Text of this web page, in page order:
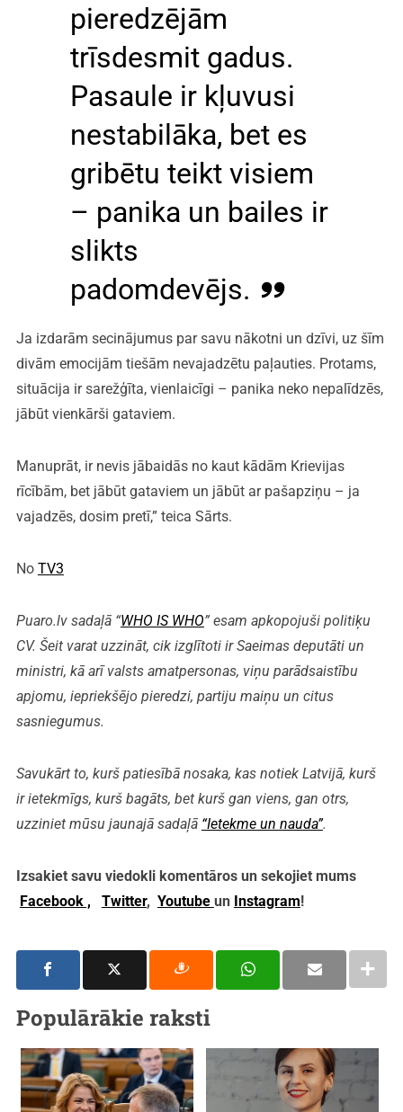
pieredzējām
trīsdesmit gadus.
Pasaule ir kļuvusi
nestabilāka, bet es
gribētu teikt visiem
– panika un bailes ir
slikts
padomdevējs.
Ja izdarām secinājumus par savu nākotni un dzīvi, uz šīm
divām emocijām tiešām nevajadzētu paļauties. Protams,
situācija ir sarežģīta, vienlaicīgi – panika neko nepalīdzēs,
jābūt vienkārši gataviem.
Manuprāt, ir nevis jābaidās no kaut kādām Krievijas
rīcībām, bet jābūt gataviem un jābūt ar pašapziņu – ja
vajadzēs, dosim pretī,” teica Sārts.
No TV3
Puaro.lv sadaļā “WHO IS WHO” esam apkopojuši politiķu
CV. Šeit varat uzzināt, cik izglītoti ir Saeimas deputāti un
ministri, kā arī valsts amatpersonas, viņu parādsaistību
apjomu, iepriekšējo pieredzi, partiju maiņu un citus
sasniegumus.
Savukārt to, kurš patiesībā nosaka, kas notiek Latvijā, kurš
ir ietekmīgs, kurš bagāts, bet kurš gan viens, gan otrs,
uzziniet mūsu jaunajā sadaļā “Ietekme un nauda”.
Izsakiet savu viedokli komentāros un sekojiet mums
Facebook ,
Twitter, Youtube un Instagram!
Populārākie raksti